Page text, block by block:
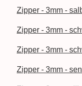
Zipper - 3mm -
Zipper - 3mm -
Zipper - 3mm -
Zipper - 3mm -